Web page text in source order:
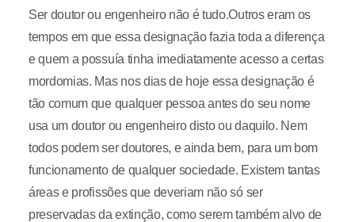
Ser doutor ou engenheiro não é tudo.Outros eram os
tempos em que essa designação fazia toda a diferença
e quem a possuía tinha imediatamente acesso a certas
mordomias. Mas nos dias de hoje essa designação é
tão comum que qualquer pessoa antes do seu nome
usa um doutor ou engenheiro disto ou daquilo. Nem
todos podem ser doutores, e ainda bem, para um bom
funcionamento de qualquer sociedade. Existem tantas
áreas e profissões que deveriam não só ser
preservadas da extinção, como serem também alvo de